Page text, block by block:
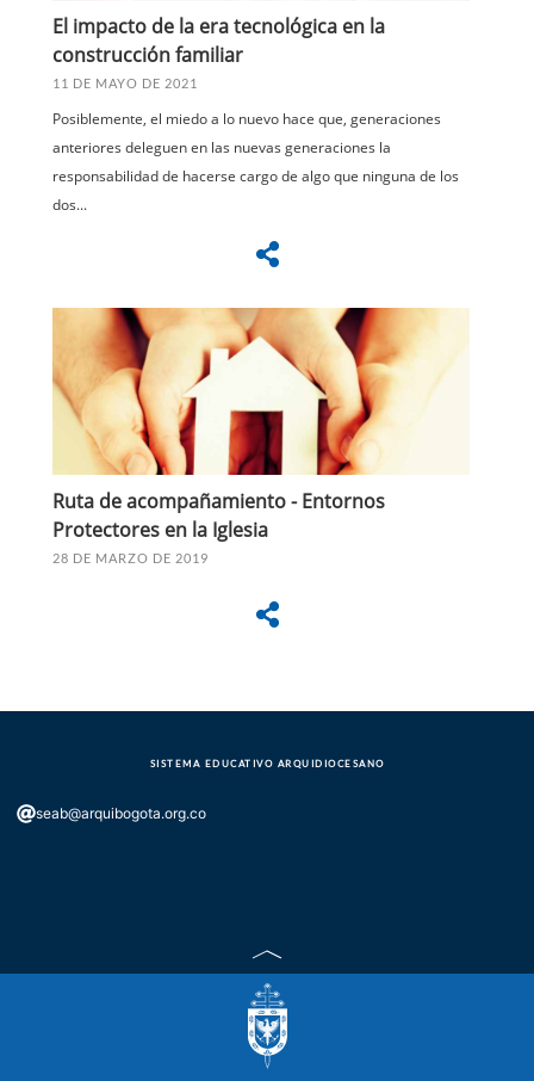
El impacto de la era tecnológica en la
construcción familiar
11 DE MAYO DE 2021
Posiblemente, el miedo a lo nuevo hace que, generaciones
anteriores deleguen en las nuevas generaciones la
responsabilidad de hacerse cargo de algo que ninguna de los
dos...
Ruta de acompañamiento - Entornos
Protectores en la Iglesia
28 DE MARZO DE 2019
SISTEMA EDUCATIVO ARQUIDIOCESANO
seab@arquibogota.org.co